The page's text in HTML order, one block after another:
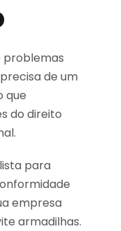
problemas
de um
que
do direito
para
empresa
armadilhas.